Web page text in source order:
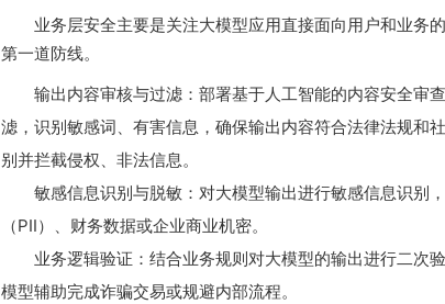
业务层安全主要是关注大模型应用直接面向用户和业务
第一道防线。
输出内容审核与过滤：部署基于人工智能的内容安全审
滤，识别敏感词、有害信息，确保输出内容符合法律法规和
别并拦截侵权、非法信息。
敏感信息识别与脱敏：对大模型输出进行敏感信息识别
（PII）、财务数据或企业商业机密。
业务逻辑验证：结合业务规则对大模型的输出进行二次
模型辅助完成诈骗交易或规避内部流程。